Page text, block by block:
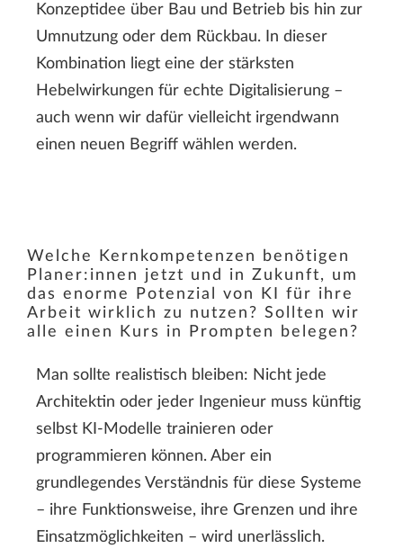
Konzeptidee über Bau und Betrieb bis hin zur
Umnutzung oder dem Rückbau. In dieser
Kombination liegt eine der stärksten
Hebelwirkungen für echte Digitalisierung –
auch wenn wir dafür vielleicht irgendwann
einen neuen Begriff wählen werden.
Welche Kernkompetenzen benötigen
Planer:innen jetzt und in Zukunft, um
das enorme Potenzial von KI für ihre
Arbeit wirklich zu nutzen? Sollten wir
alle einen Kurs in Prompten belegen?
Man sollte realistisch bleiben: Nicht jede
Architektin oder jeder Ingenieur muss künftig
selbst KI-Modelle trainieren oder
programmieren können. Aber ein
grundlegendes Verständnis für diese Systeme
– ihre Funktionsweise, ihre Grenzen und ihre
Einsatzmöglichkeiten – wird unerlässlich.